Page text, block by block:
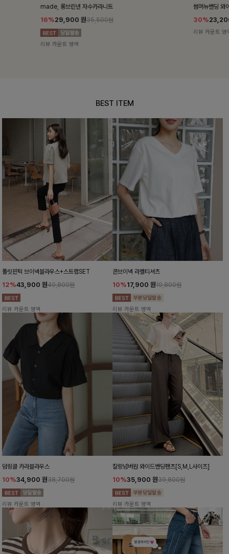
썸머뉴밴딩 와이드슬랙스[S,M,L사이즈]
30%23,200원33,100원
리뷰 카운트 영역
밴스트라이프
25%
BEST ITEM
폴릿핀턱 브이넥블라우스+스트랩SET
12%43,900 원49,800원
리뷰 카운트 영역
콘브이넥 라벨티셔츠
10%17,900 원19,800원
리뷰 카운트 영역
덤링클 카라블라우스
10%34,900 원38,700원
리뷰 카운트 영역
찰랑넘버원 와이드밴딩팬츠[S,M,L사이즈]
10%35,900 원39,800원
리뷰 카운트 영역